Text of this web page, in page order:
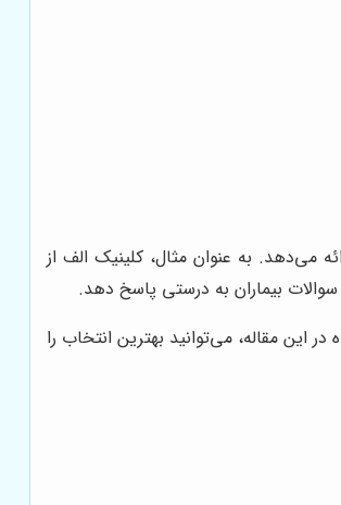
می‌دهد. به عنوان مثال، کلینیک الف از
بیماران به درستی پاسخ دهد.
این مقاله، می‌توانید بهترین انتخاب را